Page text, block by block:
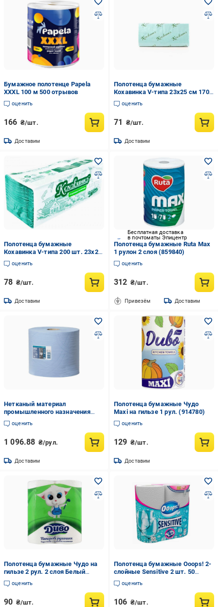
Бумажное полотенце Papela
XXXL 100 м 500 отрывов
оценить
166 ₴/шт.
Доставим
Полотенца бумажные
Кохавинка V-типа 23x25 см 170
шт. Зеленый (847526)
оценить
71 ₴/шт.
Доставим
Полотенца бумажные
Кохавинка V-типа 200 шт. 23x25
см Зеленый (978088)
оценить
78 ₴/шт.
Доставим
Бесплатная доставка
в почтоматы Эпицентр
Полотенца бумажные Ruta Max
1 рулон 2 слоя (859840)
оценить
312 ₴/шт.
Привезём Доставим
Нетканый материал
промышленного назначения
Tork Premium 3 слоя 119 м 350
листьев 34х23,5 см Голубой
оценить
1 096.88 ₴/рул.
Доставим
Полотенца бумажные Чудо
Maxi на гильзе 1 рул. (914780)
оценить
129 ₴/шт.
Доставим
Полотенца бумажные Чудо на
гильзе 2 рул. 2 слоя Белый
(164269)
оценить
90 ₴/шт.
Полотенца бумажные Ooops! 2-
слойные Sensitive 2 шт. 50
отрывов (797896)
оценить
106 ₴/шт.